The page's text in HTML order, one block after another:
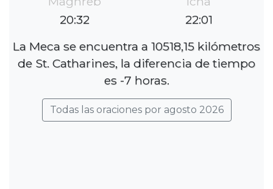
20:32
22:01
La Meca se encuentra a 10518,15 kilómetros
de St. Catharines, la diferencia de tiempo
es -7 horas.
Todas las oraciones por agosto 2026